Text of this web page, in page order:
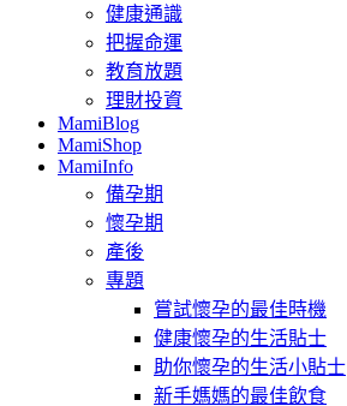
健康通識
把握命運
教育放題
理財投資
MamiBlog
MamiShop
MamiInfo
備孕期
懷孕期
產後
專題
嘗試懷孕的最佳時機
健康懷孕的生活貼士
助你懷孕的生活小貼士
新手媽媽的最佳飲食